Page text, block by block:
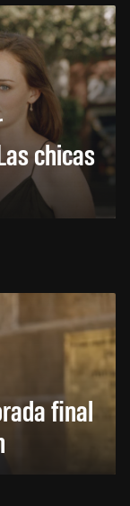
chicas
final